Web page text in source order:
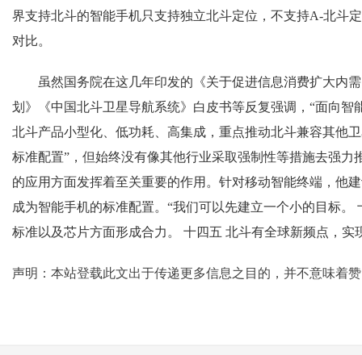
界支持北斗的智能手机只支持独立北斗定位，不支持A-北斗
对比。
虽然国务院在这几年印发的《关于促进信息消费扩大内需
划》《中国北斗卫星导航系统》白皮书等反复强调，“面向
北斗产品小型化、低功耗、高集成，重点推动北斗兼容其他
标准配置”，但始终没有像其他行业采取强制性等措施去强
的应用方面发挥着至关重要的作用。针对移动智能终端，他
成为智能手机的标准配置。“我们可以先建立一个小的目标
标准以及芯片方面形成合力。 十四五 北斗有全球新频点，实
声明：本站登载此文出于传递更多信息之目的，并不意味着